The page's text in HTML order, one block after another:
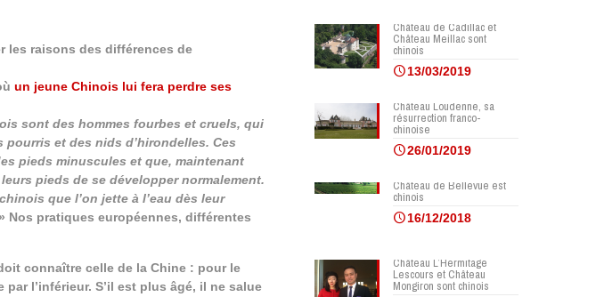
les raisons des différences de
un jeune Chinois lui fera perdre ses
sont des hommes fourbes et cruels, qui
et des nids d’hirondelles. Ces
pieds minuscules et que, maintenant
pieds de se développer normalement.
que l’on jette à l’eau dès leur
» Nos pratiques européennes, différentes
connaître celle de la Chine : pour le
l’inférieur. S’il est plus âgé, il ne salue
Château de Cadillac et
Château Meillac sont
chinois
13/03/2019
Château Loudenne, sa
résurrection franco-
chinoise
26/01/2019
Château de Bellevue est
chinois
16/12/2018
Château L’Hermitage
Lescours et Château
Mongiron sont chinois